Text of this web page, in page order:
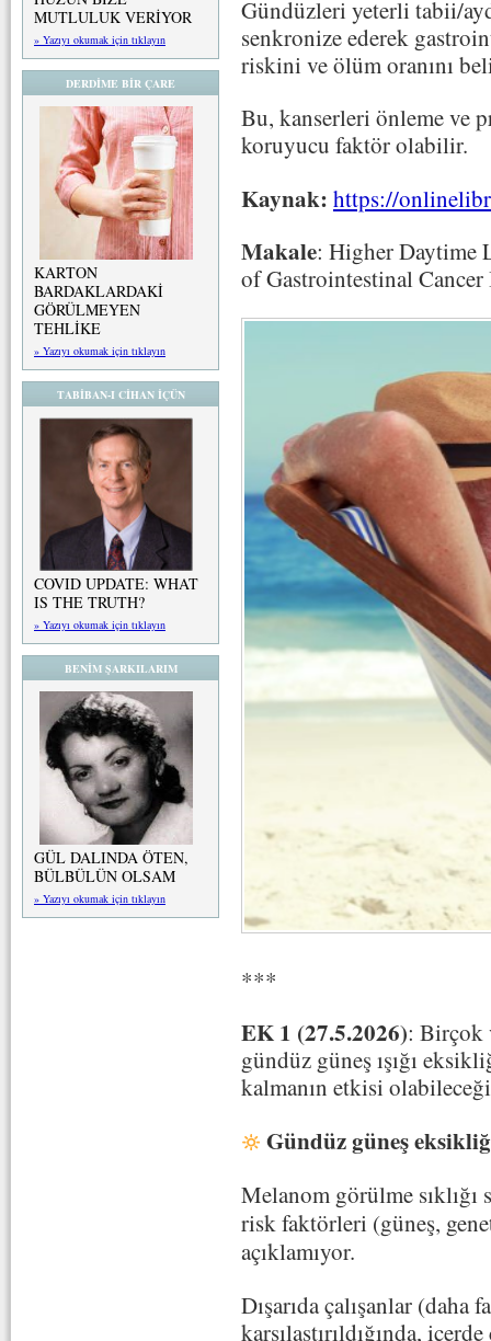
MUTLULUK VERİYOR
» Yazıyı okumak için tıklayın
DERDİME BİR ÇARE
KARTON
BARDAKLARDAKİ
GÖRÜLMEYEN
TEHLİKE
» Yazıyı okumak için tıklayın
TABİBAN-I CİHAN İÇÜN
COVID UPDATE: WHAT
IS THE TRUTH?
» Yazıyı okumak için tıklayın
BENİM ŞARKILARIM
GÜL DALINDA ÖTEN,
BÜLBÜLÜN OLSAM
» Yazıyı okumak için tıklayın
Gündüzleri yeterli tabii/
senkronize ederek
riskini ve ölüm oranını
Bu, kanserleri önleme ve
koruyucu faktör olabilir.
Kaynak: https://
Makale: Higher Daytime
of Gastrointestinal
***
EK 1 (27.5.2026): Birçok
gündüz güneş ışığı
kalmanın etkisi
Gündüz güneş
Melanom görülme sıklığı
risk faktörleri (güneş,
açıklamıyor.
Dışarıda çalışanlar (daha
karşılaştırıldığında,